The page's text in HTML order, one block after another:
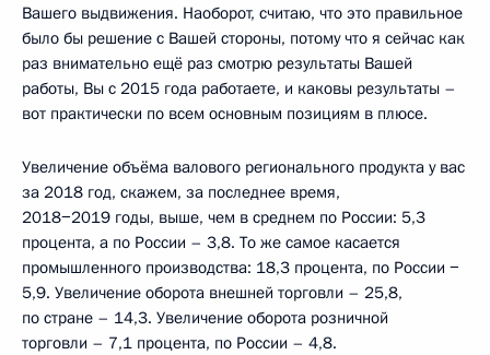
Вашего выдвижения. Наоборот, считаю, что это правильное
было бы решение с Вашей стороны, потому что я сейчас как
раз внимательно ещё раз смотрю результаты Вашей
работы, Вы с 2015 года работаете, и каковы результаты –
вот практически по всем основным позициям в плюсе.
Увеличение объёма валового регионального продукта у вас
за 2018 год, скажем, за последнее время,
2018−2019 годы, выше, чем в среднем по России: 5,3
процента, а по России – 3,8. То же самое касается
промышленного производства: 18,3 процента, по России −
5,9. Увеличение оборота внешней торговли – 25,8,
по стране – 14,3. Увеличение оборота розничной
торговли – 7,1 процента, по России – 4,8.